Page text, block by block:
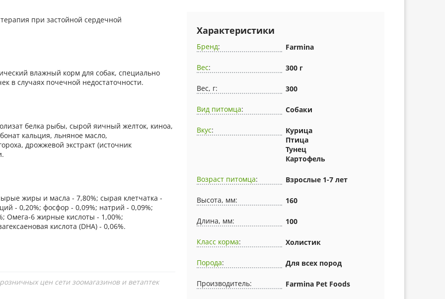
при застойной сердечной
влажный корм для собак, специально
в случаях почечной недостаточности.
белка рыбы, сырой яичный желток, киноа,
кальция, льняное масло,
дрожжевой экстракт (источник
жиры и масла - 7,80%; сырая клетчатка -
- 0,20%; фосфор - 0,09%; натрий - 0,09%;
Омега-6 жирные кислоты - 1,00%;
кислота (DHA) - 0,06%.
цен сети зоомагазинов и ветаптек
Характеристики
Бренд: Farmina
Вес: 300 г
Вес, г: 300
Вид питомца: Собаки
Вкус:
Курица
Птица
Тунец
Картофель
Возраст питомца: Взрослые 1-7 лет
Высота, мм: 160
Длина, мм: 100
Класс корма: Холистик
Порода: Для всех пород
Производитель: Farmina Pet Foods